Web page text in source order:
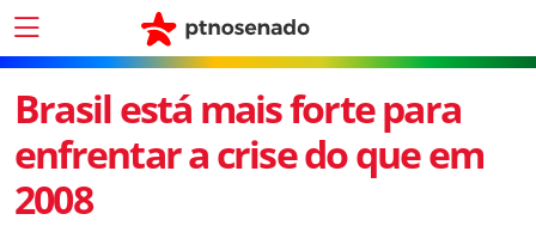
Brasil está mais forte para
enfrentar a crise do que em
2008